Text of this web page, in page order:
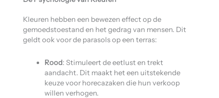
Kleuren hebben een bewezen effect op de
gemoedstoestand en het gedrag van mensen. Dit
geldt ook voor de parasols op een terras:
Rood: Stimuleert de eetlust en trekt
aandacht. Dit maakt het een uitstekende
keuze voor horecazaken die hun verkoop
willen verhogen.